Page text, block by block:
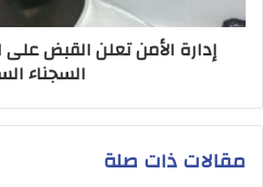
إدارة الأمن تعلن القبض على
السجناء
مقالات ذات صلة